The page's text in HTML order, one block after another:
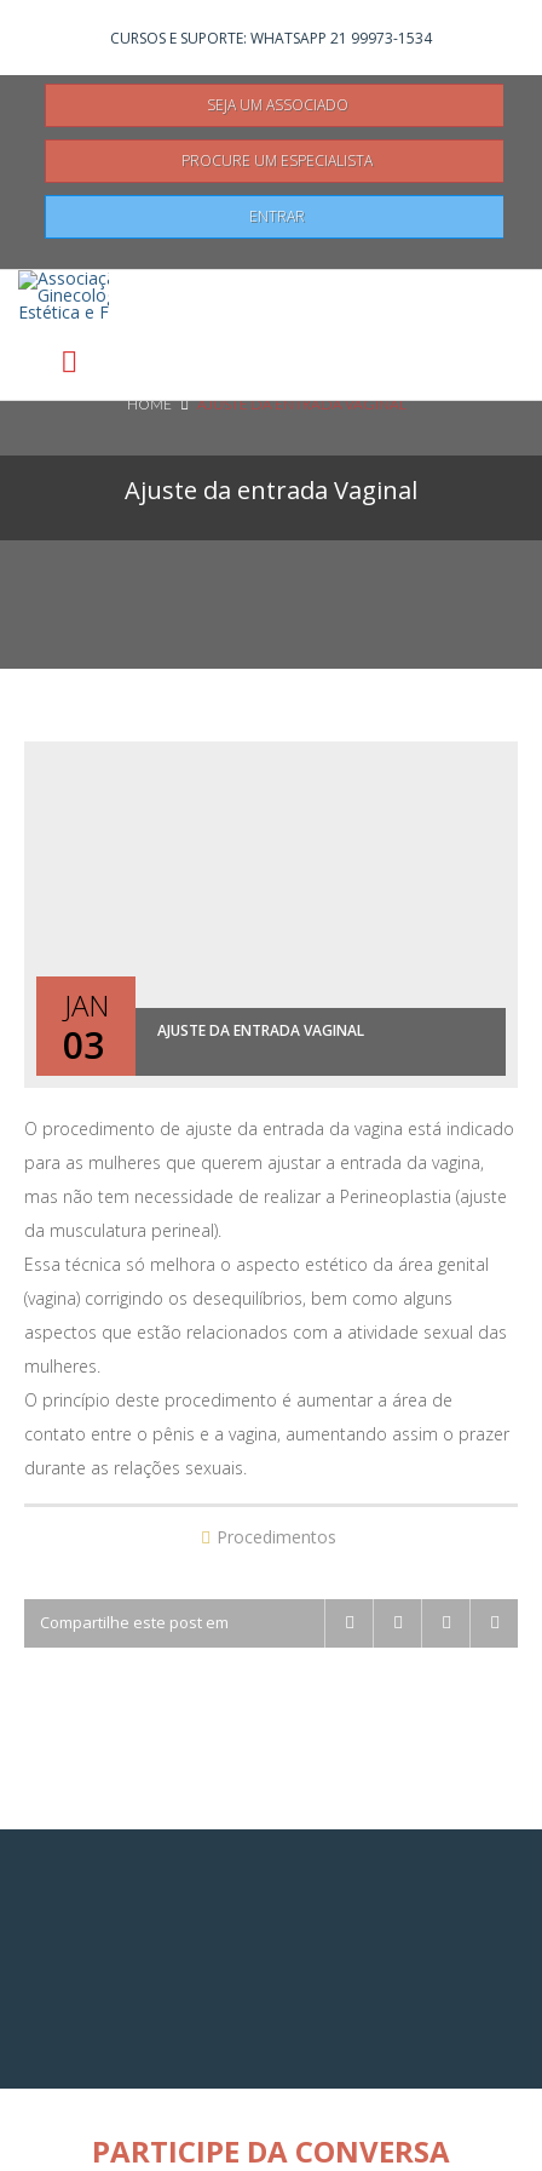
Pesquisar
CURSOS E SUPORTE: WHATSAPP 21 99973-1534
SEJA UM ASSOCIADO
PROCURE UM ESPECIALISTA
ENTRAR
HOME AJUSTE DA ENTRADA VAGINAL
Ajuste da entrada Vaginal
JAN
03 AJUSTE DA ENTRADA VAGINAL
O procedimento de ajuste da entrada da vagina está indicado
para as mulheres que querem ajustar a entrada da vagina,
mas não tem necessidade de realizar a Perineoplastia (ajuste
da musculatura perineal).
Essa técnica só melhora o aspecto estético da área genital
(vagina) corrigindo os desequilíbrios, bem como alguns
aspectos que estão relacionados com a atividade sexual das
mulheres.
O princípio deste procedimento é aumentar a área de
contato entre o pênis e a vagina, aumentando assim o prazer
durante as relações sexuais.
Procedimentos
Compartilhe este post em
PARTICIPE DA CONVERSA